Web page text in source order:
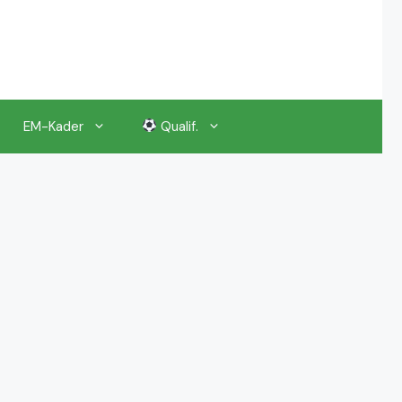
EM-Kader Qualif.